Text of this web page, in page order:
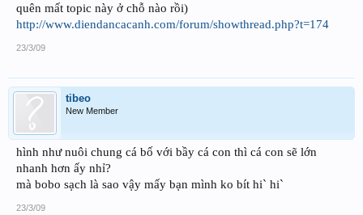
quên mất topic này ở chỗ nào rồi)
http://www.diendancacanh.com/forum/showthread.php?t=174
23/3/09
tibeo
New Member
hình như nuôi chung cá bố với bầy cá con thì cá con sẽ lớn
nhanh hơn ấy nhỉ?
mà bobo sạch là sao vậy mấy bạn mình ko bít hi` hi`
23/3/09